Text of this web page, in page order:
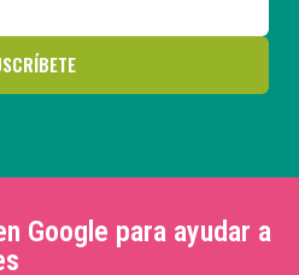
Google para ayudar a